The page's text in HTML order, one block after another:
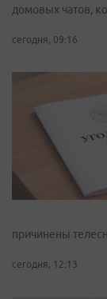
домовых чатов,
сегодня, 09:16
причинены
сегодня, 12:13